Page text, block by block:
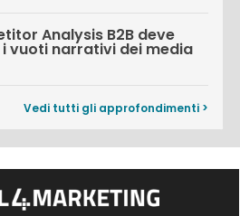
Analysis B2B deve
vuoti narrativi dei media
Vedi tutti gli approfondimenti >